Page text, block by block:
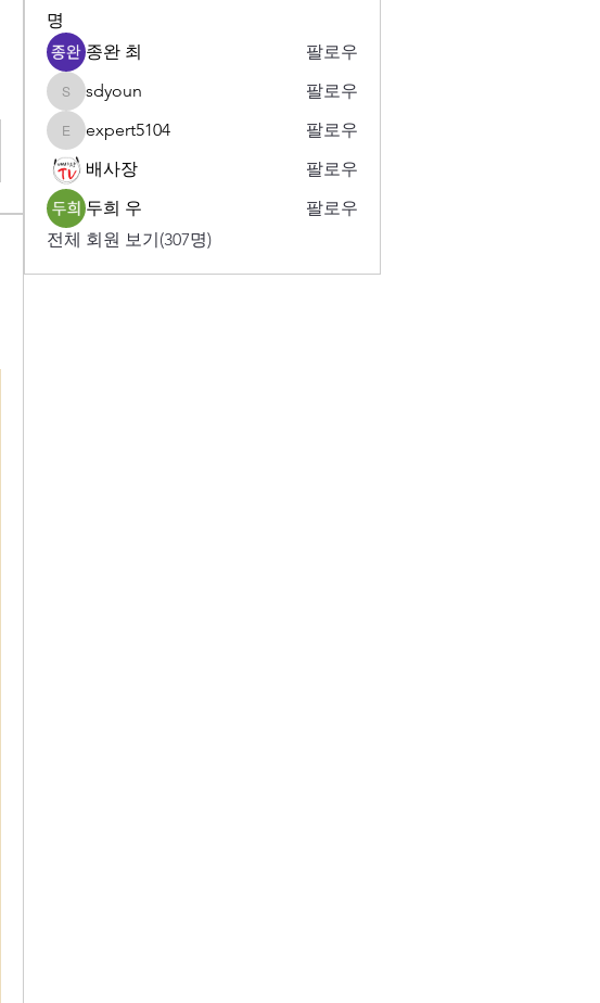
명
종완 최
팔로우
sdyoun
sdyoun 팔로우
expert5104
expert5104
팔로우
배사장
팔로우
두희 우
팔로우
전체 회원 보기(307명)